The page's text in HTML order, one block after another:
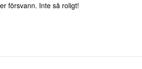
försvann. Inte så roligt!